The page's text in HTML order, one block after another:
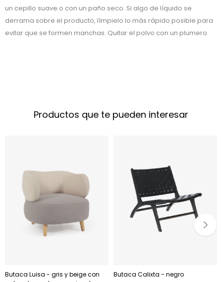
un cepillo suave o con un paño seco. Si algo de líquido se
derrama sobre el producto, límpielo lo más rápido posible para
evitar que se formen manchas. Quitar el polvo con un plumero.
Productos que te pueden interesar
Butaca Luisa - gris y beige con
Butaca Calixta - negro